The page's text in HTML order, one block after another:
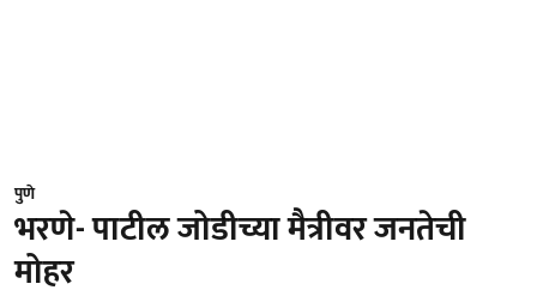
पुणे
भरणे- पाटील जोडीच्या मैत्रीवर जनतेची
मोहर